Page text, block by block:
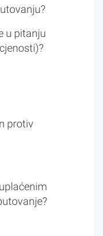
u pitanju
protiv